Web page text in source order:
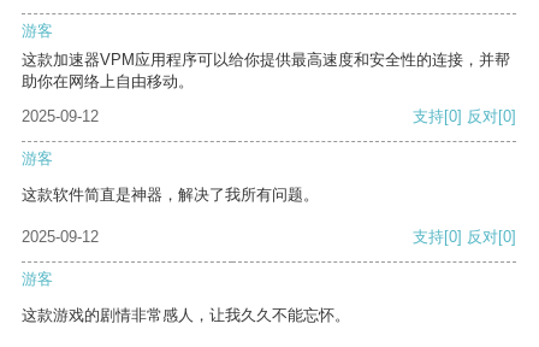
游客
这款加速器VPM应用程序可以给你提供最高速度和安全性的连接，并帮
助你在网络上自由移动。
2025-09-12
支持[0] 反对[0]
游客
这款软件简直是神器，解决了我所有问题。
2025-09-12 支持[0] 反对[0]
游客
这款游戏的剧情非常感人，让我久久不能忘怀。